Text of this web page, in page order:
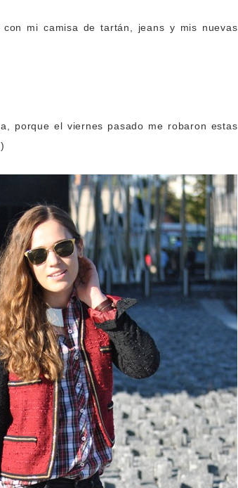
mi camisa de tartán, jeans y mis nuevas
porque el viernes pasado me robaron estas